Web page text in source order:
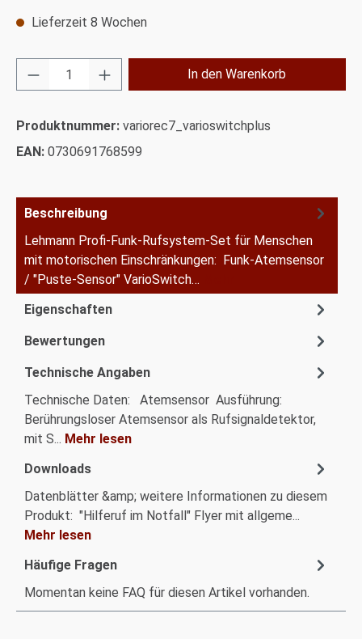
Lieferzeit 8 Wochen
Produkt Anzahl: Gib den gewünschten
In den Warenkorb
Produktnummer: variorec7_varioswitchplus
EAN: 0730691768599
Beschreibung
Lehmann Profi-Funk-Rufsystem-Set für Menschen
mit motorischen Einschränkungen: Funk-Atemsensor
/ "Puste-Sensor" VarioSwitch…
Eigenschaften
Bewertungen
Technische Angaben
Technische Daten: Atemsensor Ausführung:
Berührungsloser Atemsensor als Rufsignaldetektor,
mit S... Mehr lesen
Downloads
Datenblätter &amp; weitere Informationen zu diesem
Produkt: "Hilferuf im Notfall" Flyer mit allgeme...
Mehr lesen
Häufige Fragen
Momentan keine FAQ für diesen Artikel vorhanden.